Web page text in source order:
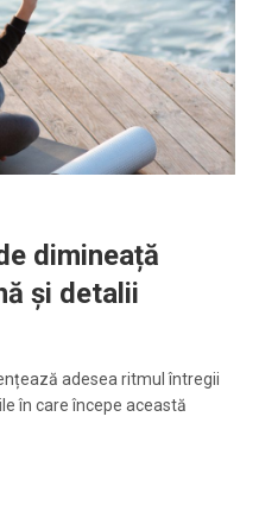
dimineață
și detalii
adesea ritmul întregii
în care începe această